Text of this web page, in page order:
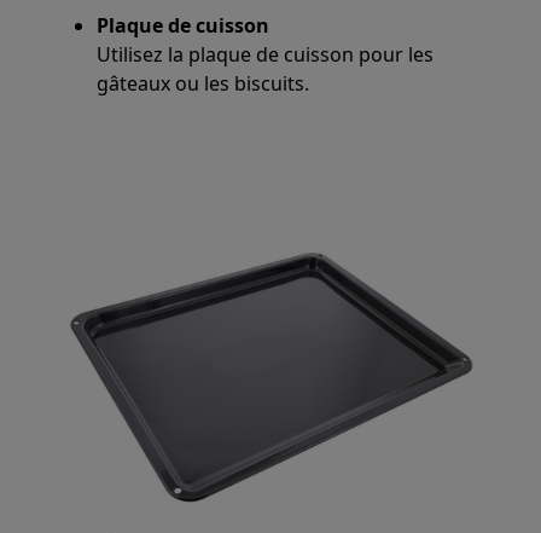
Plaque de cuisson
Utilisez la plaque de cuisson pour les
gâteaux ou les biscuits.